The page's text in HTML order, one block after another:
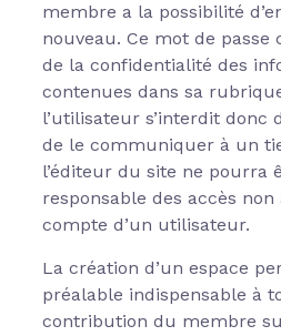
membre a la possibilité
nouveau. Ce mot de passe
de la confidentialité des
contenues dans sa
l’utilisateur s’interdit donc
de le communiquer à un
l’éditeur du site ne pourra
responsable des accès
compte d’un utilisateur.
La création d’un espace
préalable indispensable à
contribution du membre